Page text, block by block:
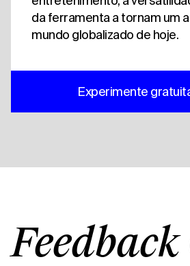
da ferramenta a tornam um
mundo globalizado de hoje.
Experimente
Feedback